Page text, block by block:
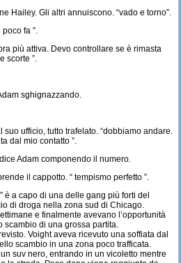
Hailey. Gli altri annuiscono. “vado e torno”.
fa ”.
più attiva. Devo controllare se è rimasta
scorte ”.
sghignazzando.
ufficio, tutto trafelato. “dobbiamo andare.
dal mio contatto ”.
Adam componendo il numero.
il cappotto. “ tempismo perfetto ”.
è a capo di una delle gang più forti del
di droga nella zona sud di Chicago.
e finalmente avevano l’opportunità
scambio di una grossa partita.
Voight aveva ricevuto una soffiata dal
scambio in una zona poco trafficata.
suv nero, entrando in un vicoletto mentre